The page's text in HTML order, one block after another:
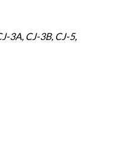
3A, CJ-3B, CJ-5,